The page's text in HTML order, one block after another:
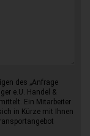
des „Anfrage
e.U. Handel &
Ein Mitarbeiter
in Kürze mit Ihnen